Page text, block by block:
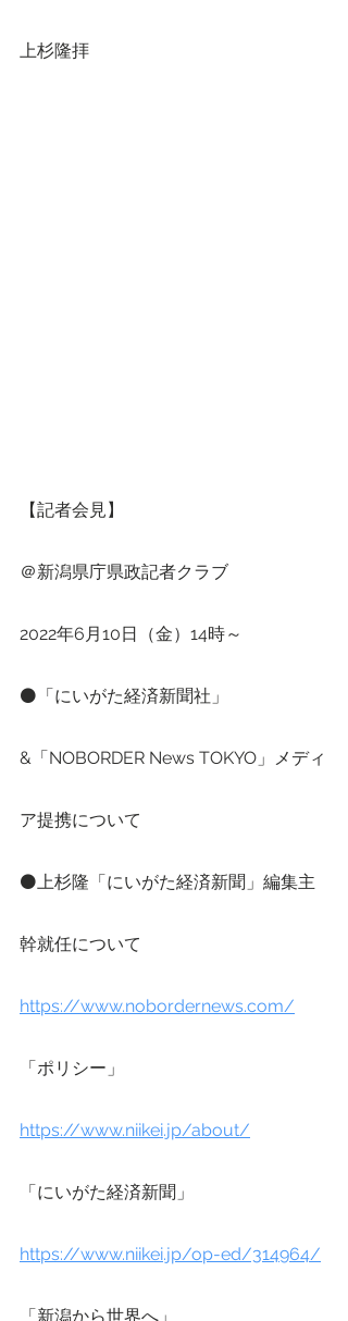
上杉隆拝
【記者会見】
＠新潟県庁県政記者クラブ
2022年6月10日（金）14時～
⚫「にいがた経済新聞社」
&「NOBORDER News TOKYO」メディ
ア提携について
⚫上杉隆「にいがた経済新聞」編集主
幹就任について
https://www.nobordernews.com/
「ポリシー」
https://www.niikei.jp/about/
「にいがた経済新聞」
https://www.niikei.jp/op-ed/314964/
「新潟から世界へ」